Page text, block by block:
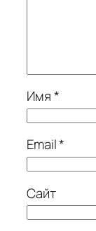
Имя*
Email*
Сайт